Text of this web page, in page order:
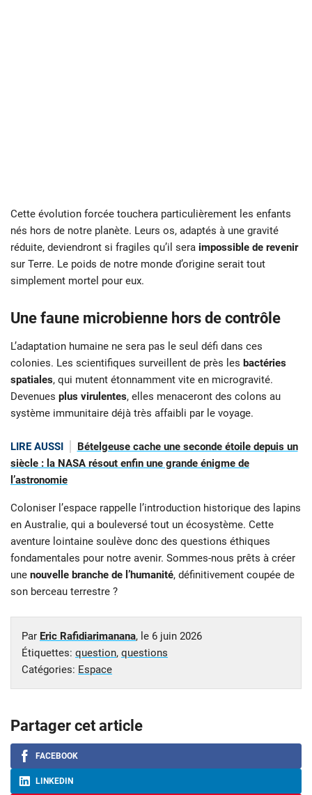
Cette évolution forcée touchera particulièrement les enfants
nés hors de notre planète. Leurs os, adaptés à une gravité
réduite, deviendront si fragiles qu’il sera impossible de revenir
sur Terre. Le poids de notre monde d’origine serait tout
simplement mortel pour eux.
Une faune microbienne hors de contrôle
L’adaptation humaine ne sera pas le seul défi dans ces
colonies. Les scientifiques surveillent de près les bactéries
spatiales, qui mutent étonnamment vite en microgravité.
Devenues plus virulentes, elles menaceront des colons au
système immunitaire déjà très affaibli par le voyage.
LIRE AUSSI
Bételgeuse cache une seconde étoile depuis un
siècle : la NASA résout enfin une grande énigme de
l’astronomie
Coloniser l’espace rappelle l’introduction historique des lapins
en Australie, qui a bouleversé tout un écosystème. Cette
aventure lointaine soulève donc des questions éthiques
fondamentales pour notre avenir. Sommes-nous prêts à créer
une nouvelle branche de l’humanité, définitivement coupée de
son berceau terrestre ?
Par Eric Rafidiarimanana, le 6 juin 2026
Étiquettes: question, questions
Catégories: Espace
Partager cet article
FACEBOOK
LINKEDIN